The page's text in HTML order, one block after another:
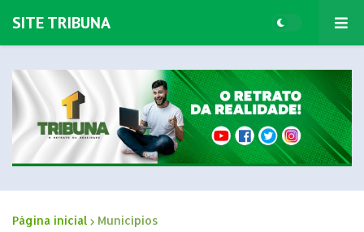
SITE TRIBUNA
Página inicial Municípios